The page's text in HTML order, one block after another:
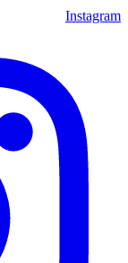
Instagram